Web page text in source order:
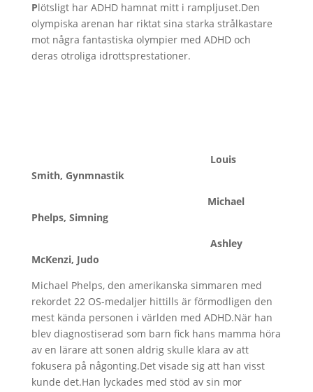
Plötsligt har ADHD hamnat mitt i rampljuset.Den
olympiska arenan har riktat sina starka strålkastare
mot några fantastiska olympier med ADHD och
deras otroliga idrottsprestationer.
Louis
Smith, Gynmnastik
Michael
Phelps, Simning
Ashley
McKenzi, Judo
Michael Phelps, den amerikanska simmaren med
rekordet 22 OS-medaljer hittills är förmodligen den
mest kända personen i världen med ADHD.När han
blev diagnostiserad som barn fick hans mamma höra
av en lärare att sonen aldrig skulle klara av att
fokusera på någonting.Det visade sig att han visst
kunde det.Han lyckades med stöd av sin mor